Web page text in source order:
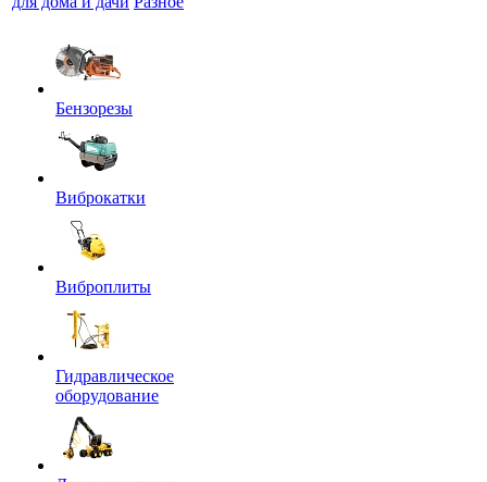
Бензорезы
Виброкатки
Виброплиты
Гидравлическое
оборудование